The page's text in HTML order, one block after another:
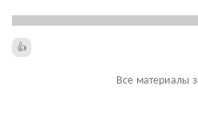
Все материалы